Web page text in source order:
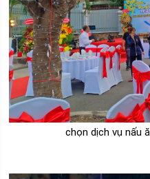
chọn dịch vụ nấu